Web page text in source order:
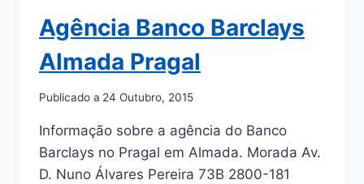
Agência Banco Barclays
Almada Pragal
Publicado a 24 Outubro, 2015
Informação sobre a agência do Banco
Barclays no Pragal em Almada. Morada Av.
D. Nuno Álvares Pereira 73B 2800-181